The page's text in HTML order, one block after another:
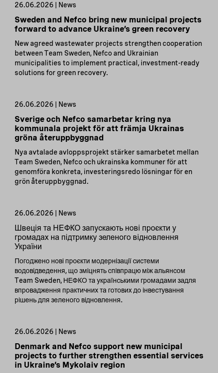
26.06.2026 | News
Sweden and Nefco bring new municipal projects
forward to advance Ukraine’s green recovery
New agreed wastewater projects strengthen cooperation
between Team Sweden, Nefco and Ukrainian
municipalities to implement practical, investment-ready
solutions for green recovery.
26.06.2026 | News
Sverige och Nefco samarbetar kring nya
kommunala projekt för att främja Ukrainas
gröna återuppbyggnad
Nya avtalade avloppsprojekt stärker samarbetet mellan
Team Sweden, Nefco och ukrainska kommuner för att
genomföra konkreta, investeringsredo lösningar för en
grön återuppbyggnad.
26.06.2026 | News
Швеція та НЕФКО запускають нові проєкти у
громадах на підтримку зеленого відновлення
України
Погоджено нові проєкти модернізації системи
водовідведення, що зміцнять співпрацю між альянсом
Team Sweden, НЕФКО та українськими громадами задля
впровадження практичних та готових до інвестування
рішень для зеленого відновлення.
26.06.2026 | News
Denmark and Nefco support new municipal
projects to further strengthen essential services
in Ukraine’s Mykolaiv region